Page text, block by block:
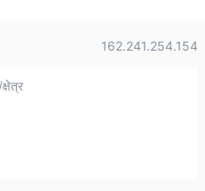
162.241.254.154